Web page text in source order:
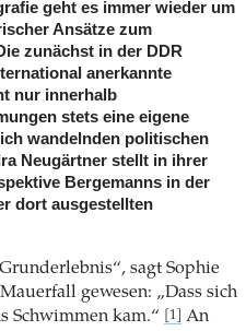
geht es immer wieder um
Ansätze zum
zunächst in der DDR
anerkannte
nur innerhalb
stets eine eigene
wandelnden politischen
Neugärtner stellt in ihrer
Bergemanns in der
dort ausgestellten
sagt Sophie
gewesen: „Dass sich
Schwimmen kam.“
[1]
An